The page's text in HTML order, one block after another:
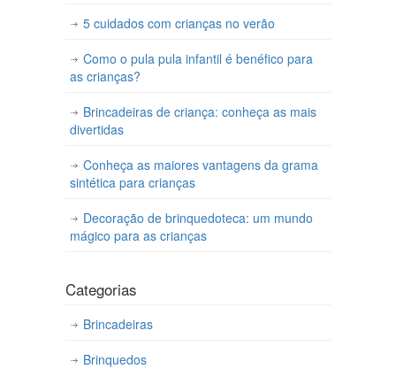
5 cuidados com crianças no verão
Como o pula pula infantil é benéfico para
as crianças?
Brincadeiras de criança: conheça as mais
divertidas
Conheça as maiores vantagens da grama
sintética para crianças
Decoração de brinquedoteca: um mundo
mágico para as crianças
Categorias
Brincadeiras
Brinquedos